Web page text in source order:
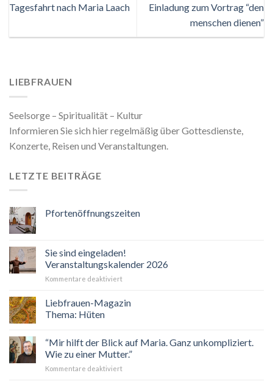
Tagesfahrt nach Maria Laach
Einladung zum Vortrag “den
menschen dienen”
LIEBFRAUEN
Seelsorge – Spiritualität – Kultur
Informieren Sie sich hier regelmäßig über Gottesdienste,
Konzerte, Reisen und Veranstaltungen.
LETZTE BEITRÄGE
Pfortenöffnungszeiten
Sie sind eingeladen!
Veranstaltungskalender 2026
Kommentare deaktiviertfür
sind
Liebfrauen-Magazin
Thema: Hüten
“Mir hilft der Blick auf Maria. Ganz unkompliziert.
Wie zu einer Mutter.”
Kommentare deaktiviertfür